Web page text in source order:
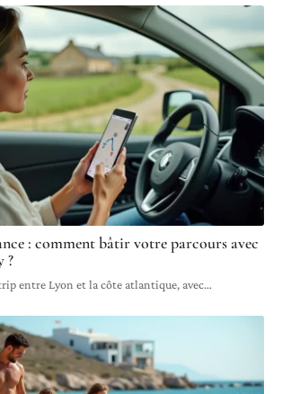
: comment bâtir votre parcours avec
?
entre Lyon et la côte atlantique, avec…